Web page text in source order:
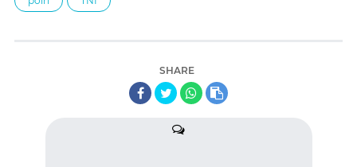
SHARE